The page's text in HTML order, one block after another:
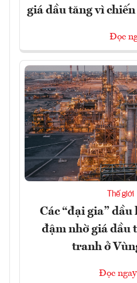
giá dầu tăng vì
Đọc
Thế giới
Các “đại gia”
đậm nhờ giá dầu
tranh ở
Đọc ngay